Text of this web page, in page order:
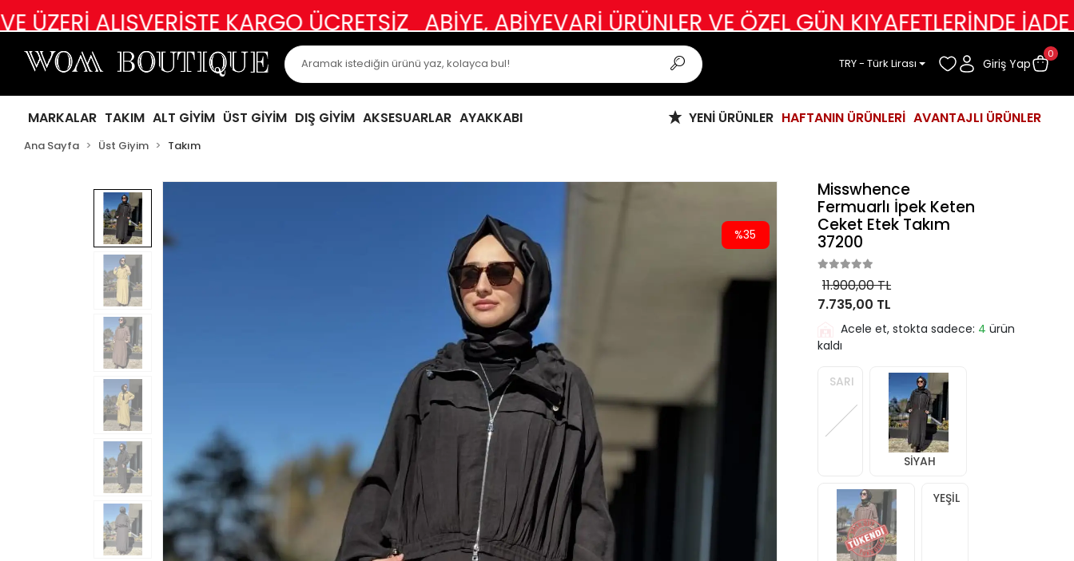
KARGO ÜCRETSİZ ABİYE, ABİYEVARİ ÜRÜNLER VE ÖZEL GÜN KIYAFETLERİNDE İADE DEĞİŞİM
TRY - Türk Lirası Giriş Yap
0
MARKALAR TAKIM ALT GİYİM ÜST GİYİM DIŞ GİYİM AKSESUARLAR AYAKKABI YENİ ÜRÜNLER HAFTANIN ÜRÜNLERİ AVANTAJLI ÜRÜNLER
Ana Sayfa Üst Giyim Takım
%35
Misswhence
Fermuarlı İpek Keten
Ceket Etek Takım
37200
11.900,00 TL
7.735,00 TL
Acele et, stokta sadece: 4 ürün
kaldı
SARI
SİYAH
YEŞİL